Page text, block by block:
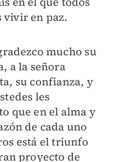
vivir en paz.
mucho su
a la señora
su confianza, y
les
que en el alma y
de cada uno
está el triunfo
proyecto de